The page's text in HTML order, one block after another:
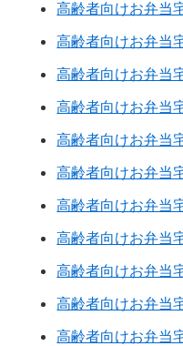
高齢者向けお弁当
高齢者向けお弁当
高齢者向けお弁当
高齢者向けお弁当
高齢者向けお弁当
高齢者向けお弁当
高齢者向けお弁当
高齢者向けお弁当
高齢者向けお弁当
高齢者向けお弁当
高齢者向けお弁当